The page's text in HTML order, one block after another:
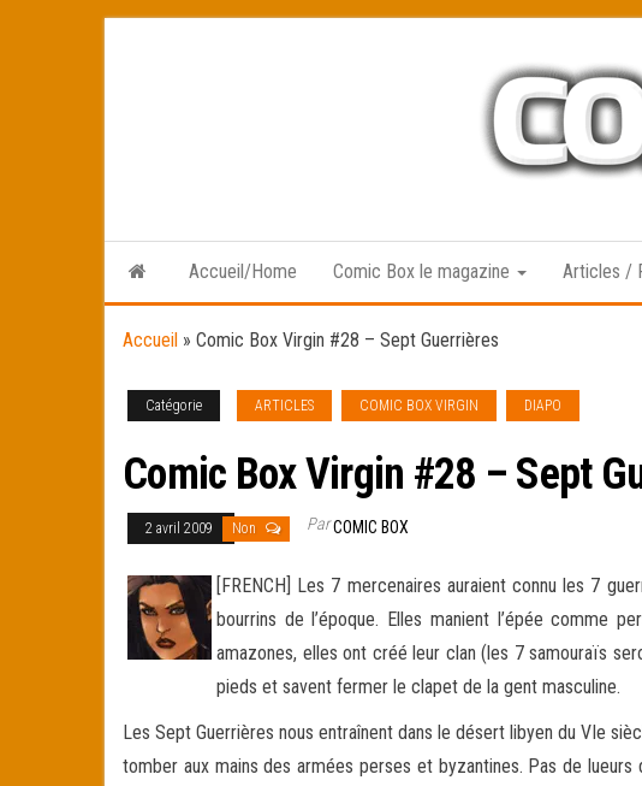
Accueil/Home Comic Box le magazine Articles /
Accueil » Comic Box Virgin #28 – Sept Guerrières
Catégorie ARTICLES COMIC BOX VIRGIN DIAPO
Comic Box Virgin #28 – Sept
2 avril 2009 Non ParCOMIC BOX
[FRENCH] Les 7 mercenaires auraient connu les 7
bourrins de l’époque. Elles manient l’épée comme
amazones, elles ont créé leur clan (les 7 samouraïs
pieds et savent fermer le clapet de la gent masculine.
Les Sept Guerrières nous entraînent dans le désert libyen du VIe
tomber aux mains des armées perses et byzantines. Pas de